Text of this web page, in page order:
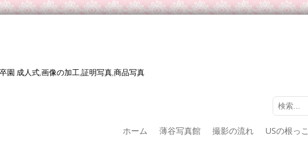
園 成人式,画像の加工,証明写真,商品写真
ホーム 薄谷写真館 撮影の流れ USの根っこ